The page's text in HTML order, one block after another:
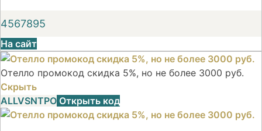
4567895
На сайт
Отелло промокод скидка 5%, но не более 3000 руб.
Скрыть
ALLVSNTPO Открыть код